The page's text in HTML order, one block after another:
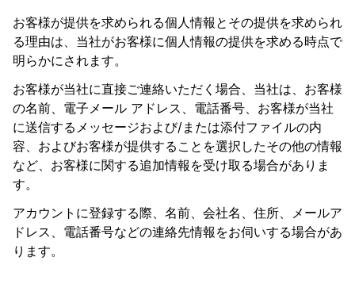
お客様が提供を求められる個人情報とその提供を求められ
る理由は、当社がお客様に個人情報の提供を求める時点で
明らかにされます。
お客様が当社に直接ご連絡いただく場合、当社は、お客様
の名前、電子メール アドレス、電話番号、お客様が当社
に送信するメッセージおよび/または添付ファイルの内
容、およびお客様が提供することを選択したその他の情報
など、お客様に関する追加情報を受け取る場合がありま
す。
アカウントに登録する際、名前、会社名、住所、メールア
ドレス、電話番号などの連絡先情報をお伺いする場合があ
ります。